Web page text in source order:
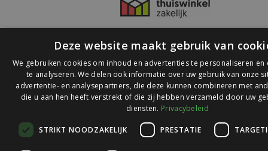
© 2026 Ledlichtdiscounter.nl
op
Deze website maakt gebruik van
We gebruiken cookies om inhoud en advertenties te personaliseren en
te analyseren. We delen ook informatie over uw gebruik van onze
advertentie- en analysepartners, die deze kunnen combineren met
die u aan hen heeft verstrekt of die zij hebben verzameld door uw
diensten. Privacybeleid
STRIKT NOODZAKELIJK PRESTATIE